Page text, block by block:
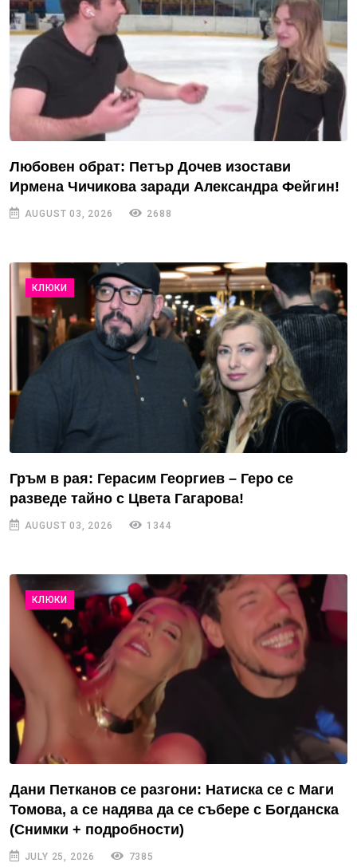
Любовен обрат: Петър Дочев изостави
Ирмена Чичикова заради Александра Фейгин!
AUGUST 03, 2026 2688
КЛЮКИ
Гръм в рая: Герасим Георгиев – Геро се
разведе тайно с Цвета Гагарова!
AUGUST 03, 2026 1344
КЛЮКИ
Дани Петканов се разгони: Натиска се с Маги
Томова, а се надява да се събере с Богданска
(Снимки + подробности)
JULY 25, 2026 7385